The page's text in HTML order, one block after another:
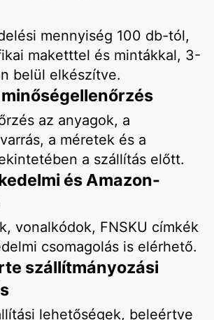
mennyiség 100 db-tól,
maketttel és mintákkal, 3-
belül elkészítve.
az anyagok, a
a méretek és a
a szállítás előtt.
és Amazon-
vonalkódok, FNSKU címkék
csomagolás is elérhető.
szállítmányozási
lehetőségek, beleértve